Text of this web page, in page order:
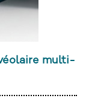
multi-